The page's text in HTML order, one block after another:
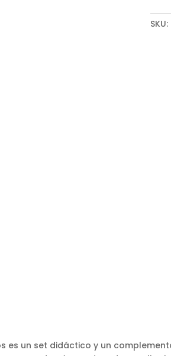
SKU:
es un set didáctico y un